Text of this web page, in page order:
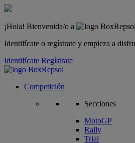
¡Hola! Bienvenida/o a
Identifícate o regístrate y empieza a
Identifícate Regístrate
Competición
Secciones
MotoGP
Rally
Trial